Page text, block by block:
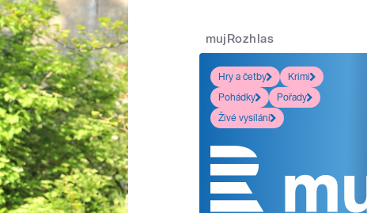
mujRozhlas
Hry a četby
Krimi
Pohádky
Pořady
Živé vysílání